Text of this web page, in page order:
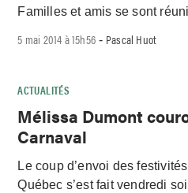
Familles et amis se sont
5 mai 2014 à 15h56 - Pascal Huot
ACTUALITÉS
Mélissa Dumont
Carnaval
Le coup d’envoi des
Québec s’est fait vendredi